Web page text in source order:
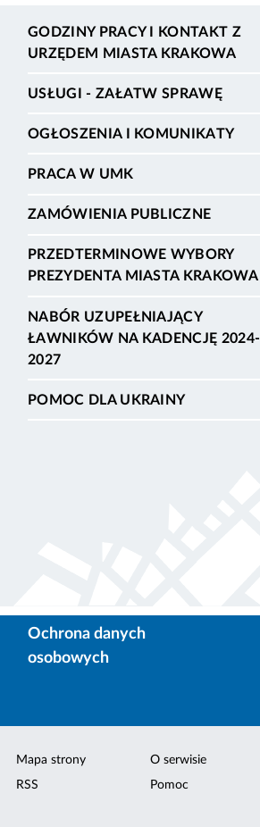
GODZINY PRACY I KONTAKT Z
URZĘDEM MIASTA KRAKOWA
USŁUGI - ZAŁATW SPRAWĘ
OGŁOSZENIA I KOMUNIKATY
PRACA W UMK
ZAMÓWIENIA PUBLICZNE
PRZEDTERMINOWE WYBORY
PREZYDENTA MIASTA KRAKOWA
NABÓR UZUPEŁNIAJĄCY
ŁAWNIKÓW NA KADENCJĘ 2024-
2027
POMOC DLA UKRAINY
Ochrona danych
osobowych
Mapa strony
RSS
O serwisie
Pomoc